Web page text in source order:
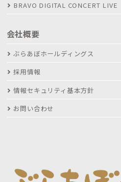
BRAVO DIGITAL CONCERT LIVE
会社概要
ぶらあぼホールディングス
採用情報
情報セキュリティ基本方針
お問い合わせ